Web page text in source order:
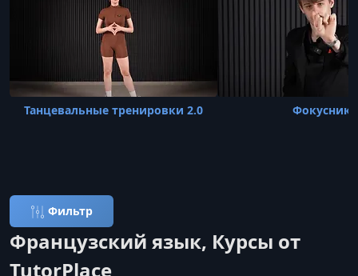
Танцевальные тренировки 2.0 Фокусник
Фильтр
Французский язык, Курсы от
TutorPlace